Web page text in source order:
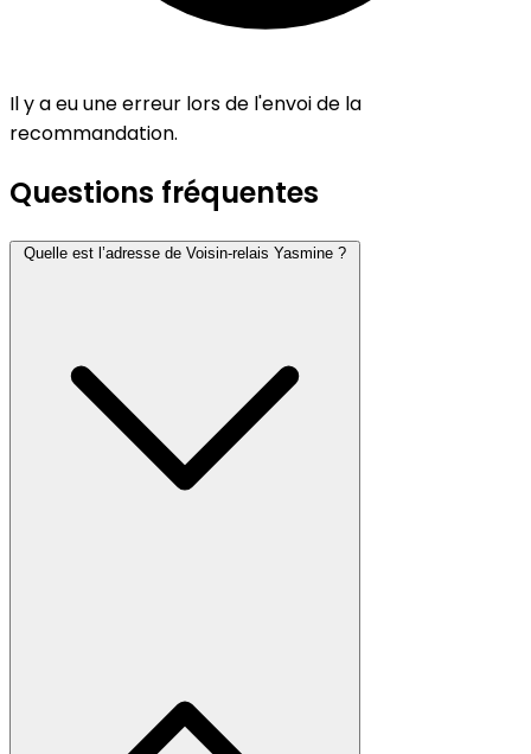
Il y a eu une erreur lors de l'envoi de la
recommandation.
Questions fréquentes
Quelle est l’adresse de Voisin-relais Yasmine ?